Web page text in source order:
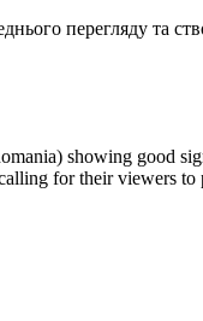
перегляду та
showing good
for their viewers